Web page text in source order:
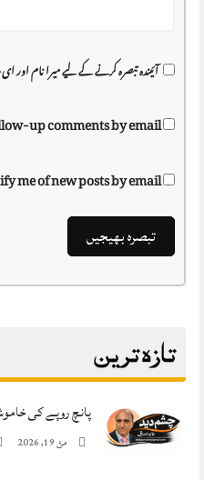
آئیندہ تبصرہ کرنے کے لیے میرا نام اور
up comments by email.
me of new posts by email.
تازہ ترین
پانچ روپے کی
مئ 19, 2026